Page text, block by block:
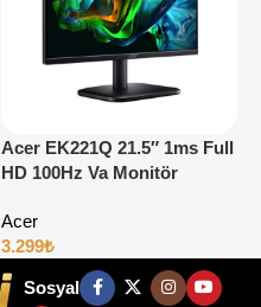
Acer EK221Q 21.5″ 1ms Full
HD 100Hz Va Monitör
Acer
3.299₺
Sosyal